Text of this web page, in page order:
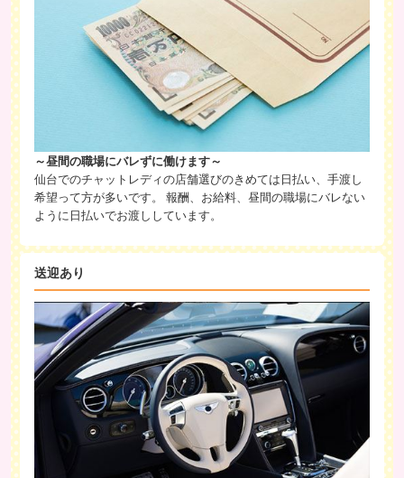
～昼間の職場にバレずに働けます～
仙台でのチャットレディの店舗選びのきめては日払い、手渡し
希望って方が多いです。 報酬、お給料、昼間の職場にバレない
ように日払いでお渡ししています。
送迎あり